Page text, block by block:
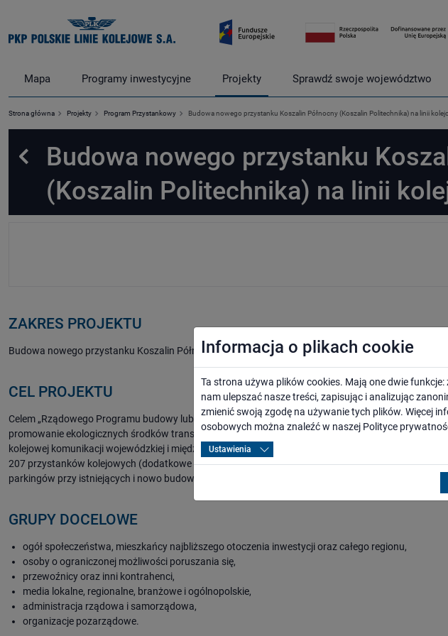
Mapa Programy inwestycyjne Projekty Sprawdź swoje województwo
Strona główna Projekty Program Przystankowy Budowa nowego przystanku Koszalin Północny (Koszalin Politechnika) na linii
Powrót
Budowa nowego przystanku
(Koszalin Politechnika) na linii
ZAKRES PROJEKTU
Budowa nowego przystanku Koszalin Północny (Koszalin Politechnika) na linii kolejowej nr 202
CEL PROJEKTU
Celem „Rządowego Programu budowy lub modernizacji przystanków kolejowych na lata 2021-
promowanie ekologicznych środków transportu oraz wspieranie polskiej gospodarki. Zaplanowane
kolejowej komunikacji wojewódzkiej i międzywojewódzkiej. W skali całego kraju w ramach
207 przystanków kolejowych (dodatkowe 107 jest na liście rezerwowej). Na ten cel przeznaczono
parkingów przy istniejących i nowo budowanych przystankach. Kwota przeznaczona na budowę
GRUPY DOCELOWE
ogół społeczeństwa, mieszkańcy najbliższego otoczenia inwestycji oraz całego regionu,
osoby o ograniczonej możliwości poruszania się,
przewoźnicy oraz inni kontrahenci,
media lokalne, regionalne, branżowe i ogólnopolskie,
administracja rządowa i samorządowa,
organizacje pozarządowe.
Informacja o plikach cookie
Ta strona używa plików cookies. Mają one dwie
nam ulepszać nasze treści, zapisując i analizując
zmienić swoją zgodę na używanie tych plików. Więcej
osobowych można znaleźć w naszej Polityce
Ustawienia